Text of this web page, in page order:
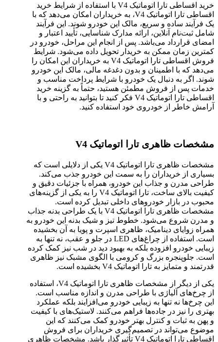
خرید اقساطی تارا اتوماتیک V4 با استفاده از شرایط خرید
اقساطی تارا اتوماتیک V4، به خریداران امکان می‌دهد که با
یک فرآیند ساده و سریع، مالک این خودرو شوند. این فرآیند
شامل ثبت‌نام آنلاین، ارائه مدارک شناسایی، تأیید اعتبار و
امضای قرارداد می‌باشد. پس از انجام این مراحل، خودرو در
کمترین زمان ممکن به خریدار تحویل داده می‌شود. شرایط
فروش اقساطی تارا اتوماتیک V4 به خریداران این امکان را
می‌دهد که با اطمینان و بدون دغدغه مالی، مالک این خودرو
شوند. اگر به دنبال یک خودرو با شرایط پرداخت مناسب و
خدمات پس از فروش مطمئن هستید، حتماً به گزینه خرید
اقساطی تارا اتوماتیک V4 فکر کنید تا بتوانید به راحتی و با
آرامش خاطر از خودروی خود استفاده کنید.
مشخصات ظاهری تارا اتوماتیک V4
مشخصات ظاهری تارا اتوماتیک V4 یکی از دلایلی است که
بسیاری از خریداران را به سمت این خودرو جذب می‌کند.
طراحی مدرن و جذاب این خودرو، همراه با جزئیات دقیق و
کیفیت بالای ساخت، تارا اتوماتیک V4 را به یکی از گزینه‌های
محبوب در بازار خودروهای داخلی تبدیل کرده است.
مشخصات ظاهری تارا اتوماتیک V4 با یک طراحی بدنه جذاب
و مدرن شروع می‌شود. خطوط تیز و شیک بدنه این خودرو به
همراه زوایای دینامیک، ظاهری اسپرت و پویا به آن بخشیده
است. استفاده از چراغ‌های LED در جلو و عقب، نه تنها به
زیبایی خودرو افزوده بلکه به بهبود دید در شب نیز کمک کرده
است. جلوپنجره بزرگ و کرومی با الگوی مشبک نیز ظاهری
قدرتمند و متمایز به تارا اتوماتیک V4 بخشیده است.
یکی از دیگر از مشخصات ظاهری تارا اتوماتیک V4، استفاده
از چرخ‌های آلیاژی با طراحی مدرن و اندازه مناسب است.
این چرخ‌ها نه تنها به زیبایی خودرو می‌افزایند بلکه عملکرد
بهتری را نیز در جاده‌ها فراهم می‌کنند. لاستیک‌های با کیفیت
و پهن به ثبات و کنترل بهتر خودرو کمک می‌کنند که این
موضوع می‌تواند در تصمیم‌گیری خریداران برای فروش
اقساطی تارا اتوماتیک V4 تأثیرگذار باشد. مشخصات ظاهری